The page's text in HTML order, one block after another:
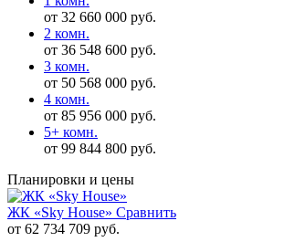
от 32 660 000 руб.
2 комн.
от 36 548 600 руб.
3 комн.
от 50 568 000 руб.
4 комн.
от 85 956 000 руб.
5+ комн.
от 99 844 800 руб.
Планировки и цены
ЖК «Sky House» Сравнить
от 62 734 709 руб.